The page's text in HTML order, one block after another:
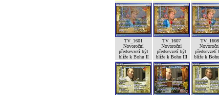
TV_1601
Novoroční
předsevzetí být
blíže k Bohu II
TV_1607
Novoroční
předsevzetí být
blíže k Bohu III
TV_1608
předsevzetí
blíže k